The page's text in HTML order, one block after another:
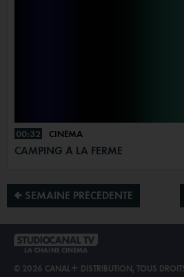
00:32 CINÉMA
CAMPING À LA FERME
¡ SEMAINE PRÉCÉDENTE
© 2026 CANAL+ DISTRIBUTION, TOUS